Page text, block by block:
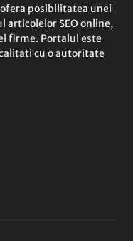
posibilitatea unei
SEO online,
firme. Portalul este
cu o autoritate